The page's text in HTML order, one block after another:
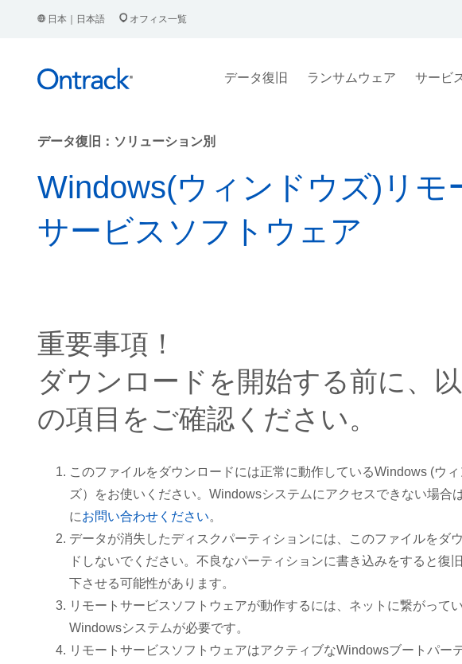
日本｜日本語 オフィス一覧
データ復旧 ランサムウェア サービ
データ復旧：ソリューション別
Windows(ウィンドウズ)リモ
サービスソフトウェア
重要事項！
ダウンロードを開始する前に、
の項目をご確認ください。
このファイルをダウンロードには正常に動作しているWindows (ウィ
ズ）をお使いください。Windowsシステムにアクセスできない場合
にお問い合わせください。
データが消失したディスクパーティションには、このファイルをダ
ドしないでください。不良なパーティションに書き込みをすると復
下させる可能性があります。
リモートサービスソフトウェアが動作するには、ネットに繋がって
Windowsシステムが必要です。
リモートサービスソフトウェアはアクティブなWindowsブートパー